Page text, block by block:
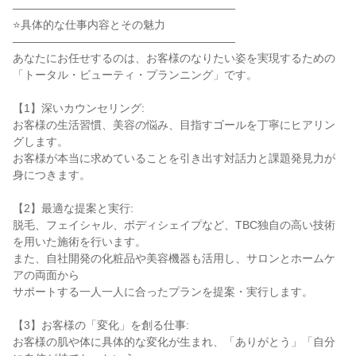
――――――――――――――――――――
⭐具体的な仕事内容とその魅力
――――――――――――――――――――
あなたにお任せするのは、お客様のなりたい姿を実現するための
「トータル・ビューティ・プランニング」です。
【1】深いカウンセリング:
お客様の生活習慣、美容の悩み、目指すゴールを丁寧にヒアリン
グします。
お客様が本当に求めていることを引き出す対話力と課題発見力が
身につきます。
【2】最適な提案と実行:
脱毛、フェイシャル、ボディシェイプなど、TBC独自の高い技術
を用いた施術を行います。
また、自社開発の化粧品や美容機器も活用し、サロンとホームケ
アの両面から
サポートする一人一人に合ったプランを提案・実行します。
【3】お客様の「変化」を創る仕事:
お客様の肌や体に具体的な変化が生まれ、「ありがとう」「自分